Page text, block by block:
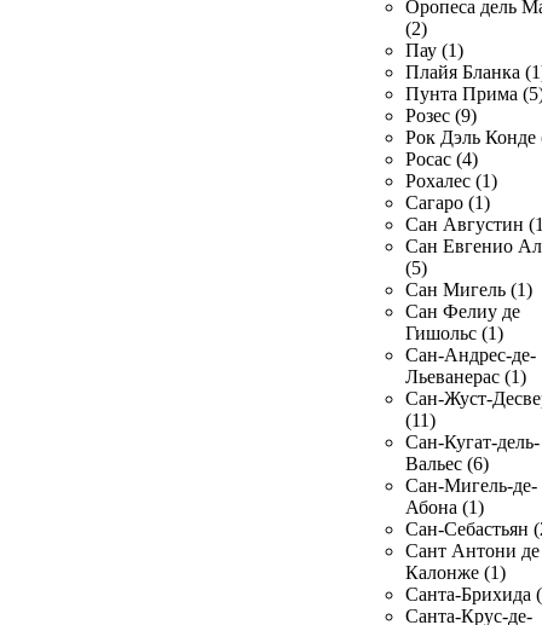
Оропеса дель
(2)
Пау (1)
Плайя Бланка
Пунта Прима
Розес (9)
Рок Дэль Конде
Росас (4)
Рохалес (1)
Сагаро (1)
Сан Августин
Сан Евгенио
(5)
Сан Мигель (1)
Сан Фелиу де
Гишольс (1)
Сан-Андрес-де-
Льеванерас (1)
Сан-Жуст-
(11)
Сан-Кугат-дель-
Вальес (6)
Сан-Мигель-де-
Абона (1)
Сан-Себастьян
Сант Антони де
Калонже (1)
Санта-Брихида
Санта-Крус-де-